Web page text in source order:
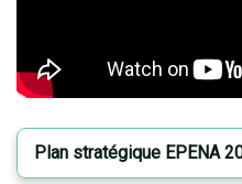
Plan stratégique EPENA